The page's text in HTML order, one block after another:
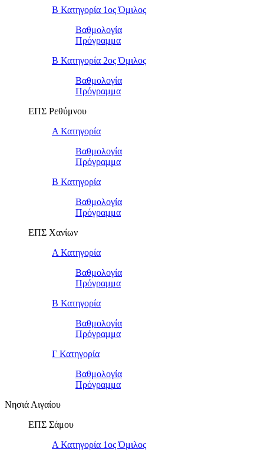
Β Κατηγορία 1ος Όμιλος
Βαθμολογία
Πρόγραμμα
Β Κατηγορία 2ος Όμιλος
Βαθμολογία
Πρόγραμμα
ΕΠΣ Ρεθύμνου
Α Κατηγορία
Βαθμολογία
Πρόγραμμα
Β Κατηγορία
Βαθμολογία
Πρόγραμμα
ΕΠΣ Χανίων
Α Κατηγορία
Βαθμολογία
Πρόγραμμα
Β Κατηγορία
Βαθμολογία
Πρόγραμμα
Γ Κατηγορία
Βαθμολογία
Πρόγραμμα
Νησιά Αιγαίου
ΕΠΣ Σάμου
Α Κατηγορία 1ος Όμιλος